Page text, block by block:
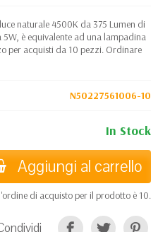
naturale 4500K da 375 Lumen di
è equivalente ad una lampadina
per acquisti da 10 pezzi. Ordinare
N50227561006-10
In Stock
Aggiungi al carrello
di acquisto per il prodotto è 10.